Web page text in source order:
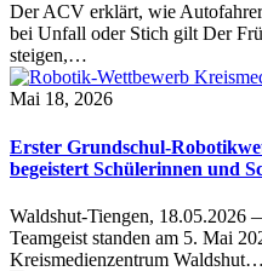
Der ACV erklärt, wie
bei Unfall oder Stich gilt Der
steigen,…
Mai 18, 2026
Erster Grundschul-
begeistert Schülerinnen und
Waldshut-Tiengen,
Teamgeist standen am 5. Mai
Kreismedienzentrum Waldshut…